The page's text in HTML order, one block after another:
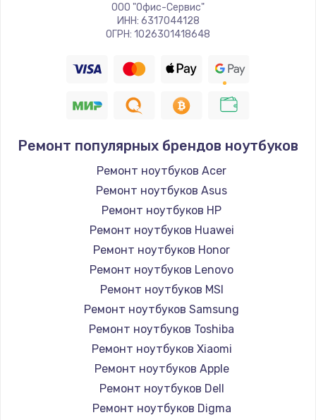
ООО "Офис-Сервис"
ИНН: 6317044128
ОГРН: 1026301418648
Ремонт популярных брендов ноутбуков
Ремонт ноутбуков Acer
Ремонт ноутбуков Asus
Ремонт ноутбуков HP
Ремонт ноутбуков Huawei
Ремонт ноутбуков Honor
Ремонт ноутбуков Lenovo
Ремонт ноутбуков MSI
Ремонт ноутбуков Samsung
Ремонт ноутбуков Toshiba
Ремонт ноутбуков Xiaomi
Ремонт ноутбуков Apple
Ремонт ноутбуков Dell
Ремонт ноутбуков Digma